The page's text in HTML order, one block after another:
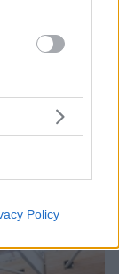
Policy
9 μεζέδες